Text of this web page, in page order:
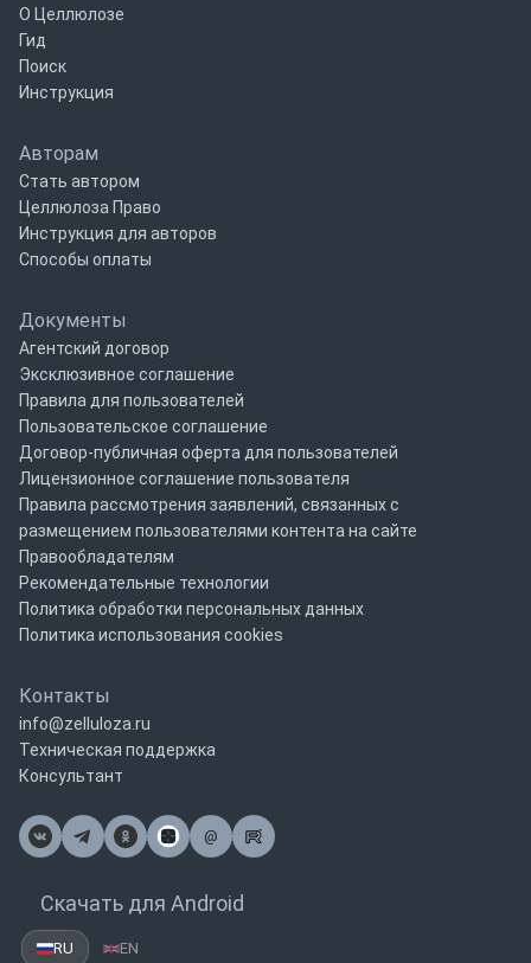
О Целлюлозе
Гид
Поиск
Инструкция
Авторам
Стать автором
Целлюлоза Право
Инструкция для авторов
Способы оплаты
Документы
Агентский договор
Эксклюзивное соглашение
Правила для пользователей
Пользовательское соглашение
Договор-публичная оферта для пользователей
Лицензионное соглашение пользователя
Правила рассмотрения заявлений, связанных с
размещением пользователями контента на сайте
Правообладателям
Рекомендательные технологии
Политика обработки персональных данных
Политика использования cookies
Контакты
info@zelluloza.ru
Техническая поддержка
Консультант
@
Почта
Скачать для Android
RU EN